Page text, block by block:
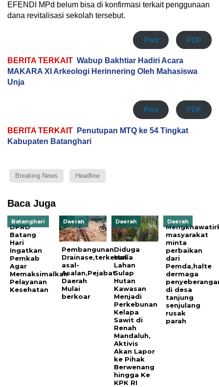
EFENDI MPd belum bisa di konfirmasi terkait penggunaan
dana revitalisasi sekolah tersebut.
Print PDF
BERITA TERKAIT Wabup Bakhtiar Hadiri Acara
MAKARA XI Arkeologi Herinnering Oleh Mahasiswa
Unja
Print PDF
BERITA TERKAIT
Penutupan MTQ ke 54 Tingkat
Kabupaten Batanghari
Breaking News Headline
Baca Juga
Batanghari
DPRD
Batang
Hari
Ingatkan
Pemkab
Agar
Memaksimalkan
Pelayanan
Kesehatan
Daerah
Pembangunan
Drainase,terkesan
asal-
Asalan,Pejabat
Daerah
Mulai
berkoar
Daerah
Diduga
Mafia
Lahan
Sulap
Hutan
Kawasan
Menjadi
Perkebunan
Kelapa
Sawit di
Renah
Mandaluh,
Aktivis
Akan Lapor
ke Pihak
Berwenang
hingga Ke
KPK RI
Daerah
masyarakat
minta
perbaikan
dari
Pemda,halte
dermaga
di desa
tanjung
senjulang
rusak
parah